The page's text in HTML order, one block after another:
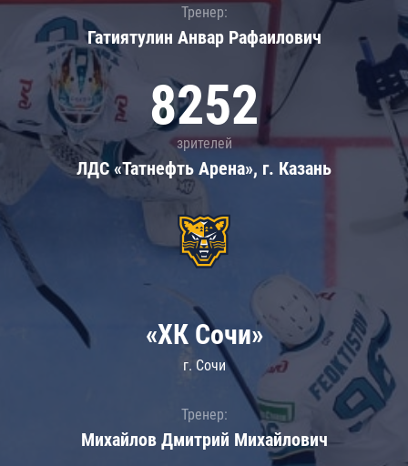
Тренер:
Гатиятулин Анвар Рафаилович
8252
зрителей
ЛДС «Татнефть Арена», г. Казань
«ХК Сочи»
г. Сочи
Тренер:
Михайлов Дмитрий Михайлович